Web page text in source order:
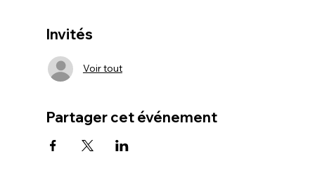
Invités
Voir tout
Partager cet événement